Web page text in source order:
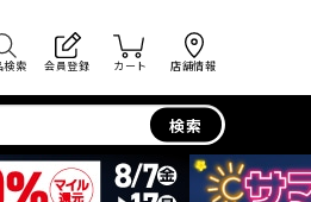
検索 会員登録 カート 店舗情報
検索